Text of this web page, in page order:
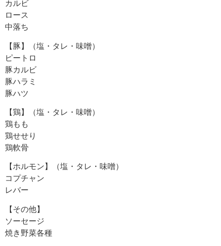
カルビ
ロース
中落ち
【豚】（塩・タレ・味噌）
ピートロ
豚カルビ
豚ハラミ
豚ハツ
【鶏】（塩・タレ・味噌）
鶏もも
鶏せせり
鶏軟骨
【ホルモン】（塩・タレ・味噌）
コプチャン
レバー
【その他】
ソーセージ
焼き野菜各種